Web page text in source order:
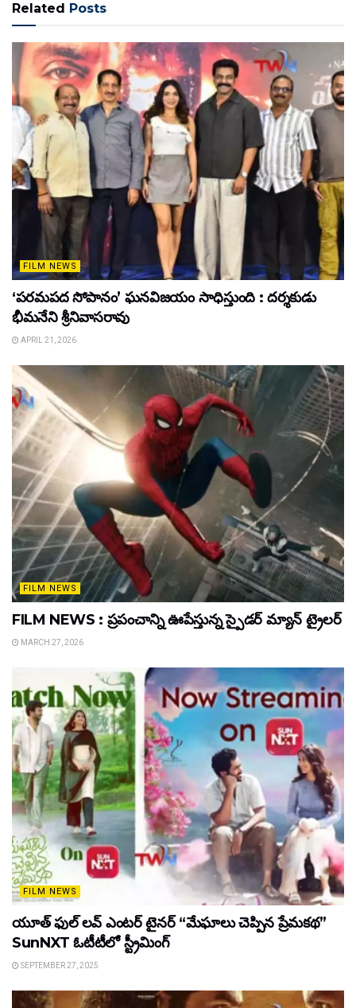
Related Posts
FILM NEWS
‘పరమపద సోపానం’ ఘనవిజయం సాధిస్తుంది : దర్శకుడు
భీమనేని శ్రీనివాసరావు
APRIL 21, 2026
FILM NEWS
FILM NEWS : ప్రపంచాన్ని ఊపేస్తున్న స్పైడర్ మ్యాన్ ట్రైలర్
MARCH 27, 2026
FILM NEWS
యూత్ ఫుల్ లవ్ ఎంటర్ టైనర్ “మేఘాలు చెప్పిన ప్రేమకథ”
SunNXT ఓటీటీలో స్ట్రీమింగ్
SEPTEMBER 27, 2025